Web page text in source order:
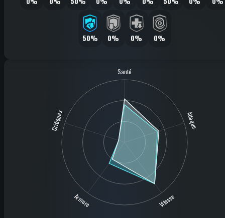
50% 0% 0% 0%
Santé
Attaque
Vitesse
Armure
Critiques